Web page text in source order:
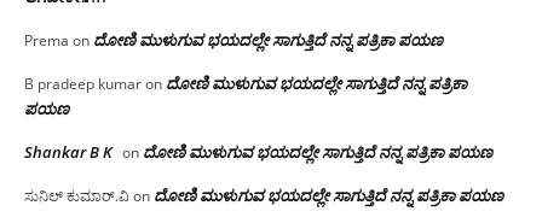
Prema on ದೋಣಿ ಮುಳುಗುವ ಭಯದಲ್ಲೇ ಸಾಗುತ್ತಿದೆ ನನ್ನ ಪತ್ರಿಕಾ ಪಯಣ
B pradeep kumaron ದೋಣಿ ಮುಳುಗುವ ಭಯದಲ್ಲೇ ಸಾಗುತ್ತಿದೆ ನನ್ನ ಪತ್ರಿಕಾ
ಪಯಣ
Shankar B K on ದೋಣಿ ಮುಳುಗುವ ಭಯದಲ್ಲೇ ಸಾಗುತ್ತಿದೆ ನನ್ನ ಪತ್ರಿಕಾ ಪಯಣ
ಸುನಿಲ್ ಕುಮಾರ್.ವಿon ದೋಣಿ ಮುಳುಗುವ ಭಯದಲ್ಲೇ ಸಾಗುತ್ತಿದೆ ನನ್ನ ಪತ್ರಿಕಾ ಪಯಣ